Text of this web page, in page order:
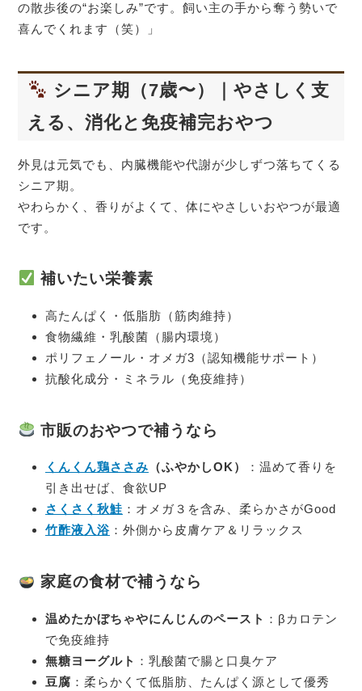
の散歩後の“お楽しみ”です。飼い主の手から奪う勢いで
喜んでくれます（笑）」
シニア期（7歳〜）｜やさしく支
える、消化と免疫補完おやつ
外見は元気でも、内臓機能や代謝が少しずつ落ちてくる
シニア期。
やわらかく、香りがよくて、体にやさしいおやつが最適
です。
補いたい栄養素
高たんぱく・低脂肪（筋肉維持）
食物繊維・乳酸菌（腸内環境）
ポリフェノール・オメガ3（認知機能サポート）
抗酸化成分・ミネラル（免疫維持）
市販のおやつで補うなら
くんくん鶏ささみ （ふやかしOK）
：温めて香りを
引き出せば、食欲UP
さくさく秋鮭 ：オメガ３を含み、柔らかさがGood
竹酢液入浴 ：外側から皮膚ケア＆リラックス
家庭の食材で補うなら
温めたかぼちゃやにんじんのペースト ：βカロテン
で免疫維持
無糖ヨーグルト ：乳酸菌で腸と口臭ケア
豆腐 ：柔らかくて低脂肪、たんぱく源として優秀